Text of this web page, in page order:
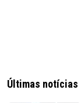
Últimas notícias